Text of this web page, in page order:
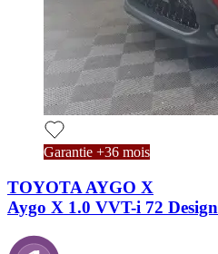
Garantie +36 mois
TOYOTA AYGO X
Aygo X 1.0 VVT-i 72 Design